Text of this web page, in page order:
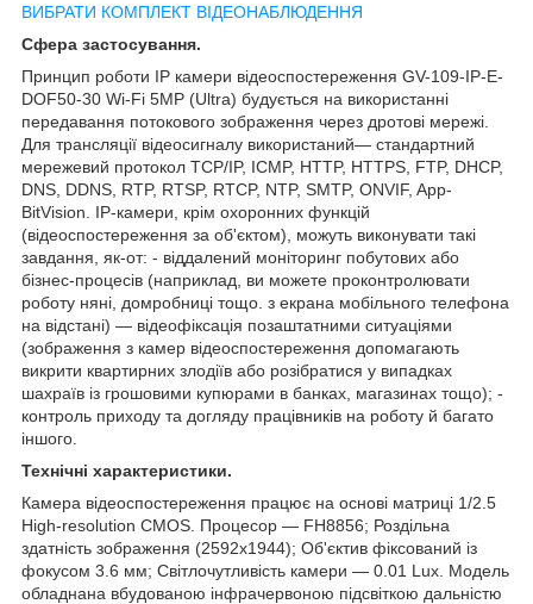
ВИБРАТИ КОМПЛЕКТ ВІДЕОНАБЛЮДЕННЯ
Сфера застосування.
Принцип роботи IP камери відеоспостереження GV-109-IP-E-
DOF50-30 Wi-Fi 5MP (Ultra) будується на використанні
передавання потокового зображення через дротові мережі.
Для трансляції відеосигналу використаний— стандартний
мережевий протокол TCP/IP, ICMP, HTTP, HTTPS, FTP, DHCP,
DNS, DDNS, RTP, RTSP, RTCP, NTP, SMTP, ONVIF, App-
BitVision. IP-камери, крім охоронних функцій
(відеоспостереження за об'єктом), можуть виконувати такі
завдання, як-от: - віддалений моніторинг побутових або
бізнес-процесів (наприклад, ви можете проконтролювати
роботу няні, домробниці тощо. з екрана мобільного телефона
на відстані) — відеофіксація позаштатними ситуаціями
(зображення з камер відеоспостереження допомагають
викрити квартирних злодіїв або розібратися у випадках
шахраїв із грошовими купюрами в банках, магазинах тощо); -
контроль приходу та догляду працівників на роботу й багато
іншого.
Технічні характеристики.
Камера відеоспостереження працює на основі матриці 1/2.5
High-resolution CMOS. Процесор — FH8856; Роздільна
здатність зображення (2592x1944); Об'єктив фіксований із
фокусом 3.6 мм; Світлочутливість камери — 0.01 Lux. Модель
обладнана вбудованою інфрачервоною підсвіткою дальністю